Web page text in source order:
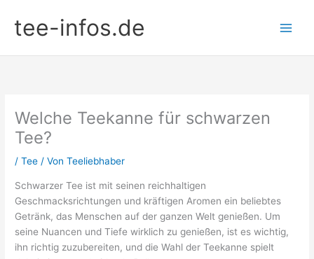
Inhalt
springen
tee-infos.de
Welche Teekanne für schwarzen
Tee?
/Tee / VonTeeliebhaber
Schwarzer Tee ist mit seinen reichhaltigen
Geschmacksrichtungen und kräftigen Aromen ein beliebtes
Getränk, das Menschen auf der ganzen Welt genießen. Um
seine Nuancen und Tiefe wirklich zu genießen, ist es wichtig,
ihn richtig zuzubereiten, und die Wahl der Teekanne spielt